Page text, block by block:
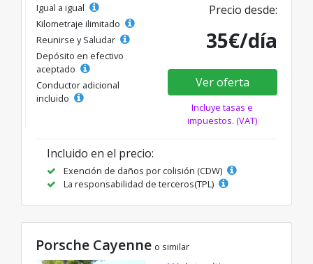
Igual a igual
Kilometraje ilimitado
Reunirse y Saludar
Depósito en efectivo
aceptado
Conductor adicional
incluido
Precio desde:
35€/día
Ver oferta
Incluye tasas e
impuestos. (VAT)
Incluido en el precio:
Exención de daños por colisión (CDW)
La responsabilidad de terceros(TPL)
Porsche Cayenne o similar